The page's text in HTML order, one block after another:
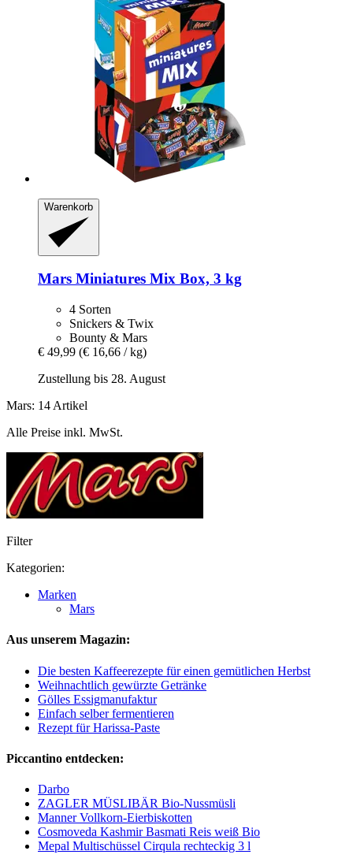
Warenkorb
Mars Miniatures Mix Box, 3 kg
4 Sorten
Snickers & Twix
Bounty & Mars
€ 49,99 (€ 16,66 / kg)
Zustellung bis 28. August
Mars: 14 Artikel
Alle Preise inkl. MwSt.
Filter
Kategorien:
Marken
Mars
Aus unserem Magazin:
Die besten Kaffeerezepte für einen gemütlichen Herbst
Weihnachtlich gewürzte Getränke
Gölles Essigmanufaktur
Einfach selber fermentieren
Rezept für Harissa-Paste
Piccantino entdecken:
Darbo
ZAGLER MÜSLIBÄR Bio-Nussmüsli
Manner Vollkorn-Eierbiskotten
Cosmoveda Kashmir Basmati Reis weiß Bio
Mepal Multischüssel Cirqula rechteckig 3 l